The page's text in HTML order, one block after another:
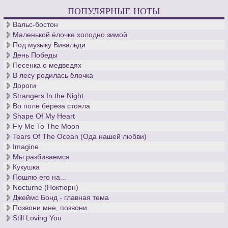
ПОПУЛЯРНЫЕ НОТЫ
Вальс-бостон
Маленькой ёлочке холодно зимой
Под музыку Вивальди
День Победы
Песенка о медведях
В лесу родилась ёлочка
Дороги
Strangers In the Night
Во поле берёза стояла
Shape Of My Heart
Fly Me To The Moon
Tears Of The Ocean (Ода нашей любви)
Imagine
Мы разбиваемся
Кукушка
Пошлю его на...
Nocturne (Ноктюрн)
Джеймс Бонд - главная тема
Позвони мне, позвони
Still Loving You